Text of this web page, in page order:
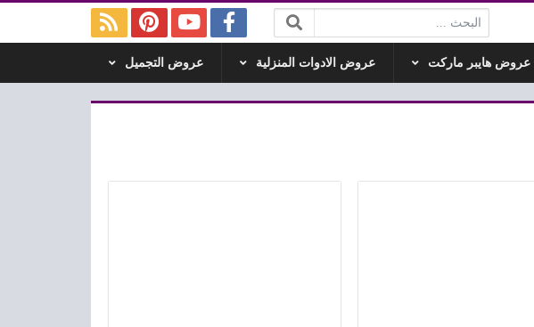
البحث:
عروض هايبر ماركت عروض الادوات المنزلية عروض التجميل